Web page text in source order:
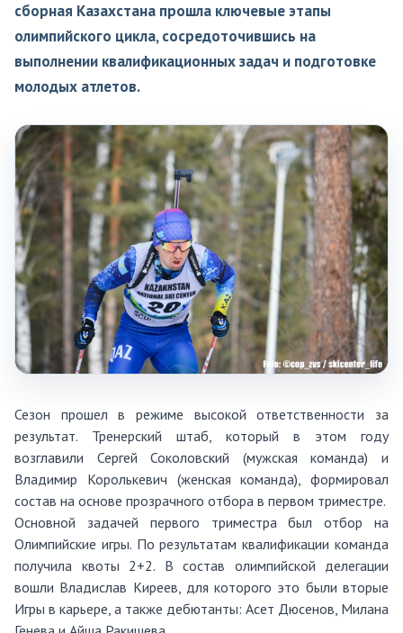
сборная Казахстана прошла ключевые этапы
олимпийского цикла, сосредоточившись на
выполнении квалификационных задач и подготовке
молодых атлетов.
Сезон прошел в режиме высокой ответственности за
результат. Тренерский штаб, который в этом году
возглавили Сергей Соколовский (мужская команда) и
Владимир Королькевич (женская команда), формировал
состав на основе прозрачного отбора в первом триместре.
Основной задачей первого триместра был отбор на
Олимпийские игры. По результатам квалификации команда
получила квоты 2+2. В состав олимпийской делегации
вошли Владислав Киреев, для которого это были вторые
Игры в карьере, а также дебютанты: Асет Дюсенов, Милана